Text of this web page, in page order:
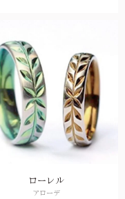
ローレル
アローデ